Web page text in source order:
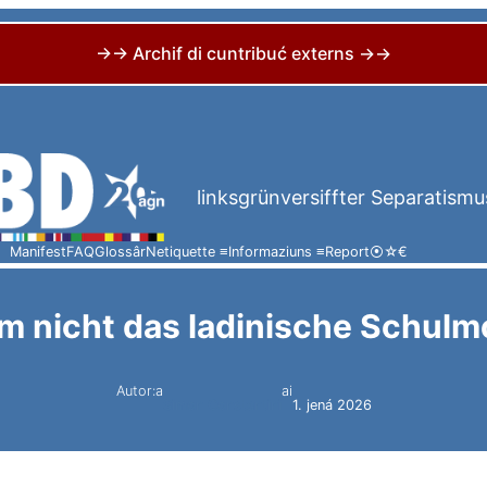
→→ Archif di cuntribuć externs →→
linksgrünversiffter
ManifestFAQGlossârNetiquette ≡Informaziuns ≡Report⦿☆€
nicht das ladinische
Autor:a
ai
1. jená 2026